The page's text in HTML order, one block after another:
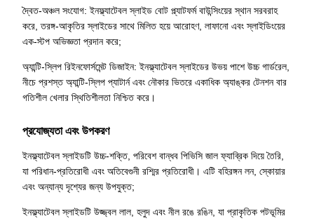
দ্বৈত-অঞ্চল সংযোগ: ইনফ্ল্যাটেবল স্লাইড বোট প্ল্যাটফর্ম বাউন্সিংয়ের স্থান সরবরাহ
করে, তরঙ্গ-আকৃতির স্লাইডের সাথে মিলিত হয়ে আরোহণ, লাফানো এবং স্লাইডিংয়ের
এক-স্টপ অভিজ্ঞতা প্রদান করে;
অ্যান্টি-স্লিপ রিইনফোর্সমেন্ট ডিজাইন: ইনফ্ল্যাটেবল স্লাইডের উভয় পাশে উচ্চ গার্ডরেল,
নীচে প্রশস্ত অ্যান্টি-স্লিপ প্যাটার্ন এবং নৌকার ভিতরে একাধিক অ্যাঙ্কর টেনশন বার
গতিশীল খেলার স্থিতিশীলতা নিশ্চিত করে।
প্রযোজ্যতা এবং উপকরণ
ইনফ্ল্যাটেবল স্লাইডটি উচ্চ-শক্তি, পরিবেশ বান্ধব পিভিসি জাল ফ্যাব্রিক দিয়ে তৈরি,
যা পরিধান-প্রতিরোধী এবং অতিবেগুনী রশ্মির প্রতিরোধী। এটি বহিরঙ্গন লন, স্কোয়ার
এবং অন্যান্য দৃশ্যের জন্য উপযুক্ত;
ইনফ্ল্যাটেবল স্লাইডটি উজ্জ্বল লাল, হলুদ এবং নীল রঙে রঙিন, যা প্রাকৃতিক পটভূমির